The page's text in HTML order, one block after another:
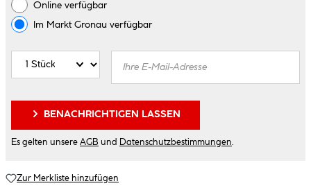
Online verfügbar
Im Markt Gronau verfügbar
BENACHRICHTIGEN LASSEN
Es gelten unsere AGB und Datenschutzbestimmungen
Zur Merkliste hinzufügen